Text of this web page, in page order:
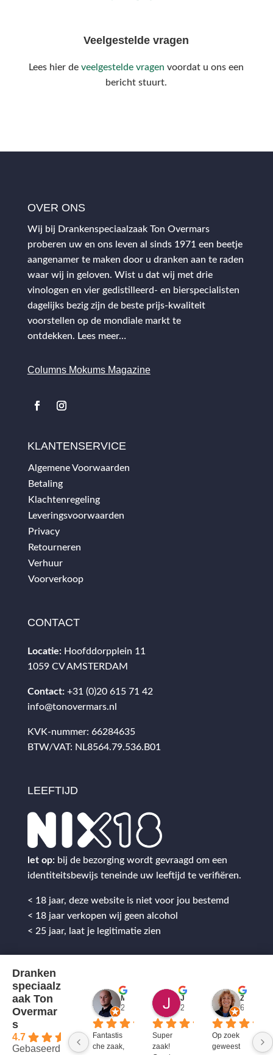
Veelgestelde vragen
Lees hier deveelgestelde vragen voordat u ons een
bericht stuurt.
OVER ONS
Wij bij Drankenspeciaalzaak Ton Overmars
proberen uw en ons leven al sinds 1971 een beetje
aangenamer te maken door u dranken aan te raden
waar wij in geloven. Wist u dat wij met drie
vinologen en vier gedistilleerd- en bierspecialisten
dagelijks bezig zijn de beste prijs-kwaliteit
voorstellen op de mondiale markt te
ontdekken. Lees meer…
Columns Mokums Magazine
KLANTENSERVICE
Algemene Voorwaarden
Betaling
Klachtenregeling
Leveringsvoorwaarden
Privacy
Retourneren
Verhuur
Voorverkoop
CONTACT
Locatie: Hoofddorpplein 11
1059 CV AMSTERDAM
Contact: +31 (0)20 615 71 42
info@tonovermars.nl
KVK-nummer: 66284635
BTW/VAT: NL8564.79.536.B01
LEEFTIJD
let op: bij de bezorging wordt gevraagd om een
identiteitsbewijs teneinde uw leeftijd te verifiëren.
< 18 jaar, deze website is niet voor jou bestemd
< 18 jaar verkopen wij geen alcohol
< 25 jaar, laat je legitimatie zien
Dranken
speciaalz
aak Ton
Overmar
s
4.7
Gebaseerd op
2 jaar geleden
Fantastis
che zaak,
2 jaar geleden
Super
zaak!
6 jaar
Op zoek
geweest